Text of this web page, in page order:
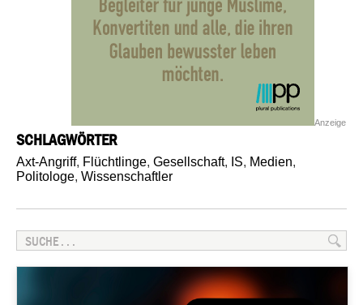
Anzeige
SCHLAGWÖRTER
Axt-Angriff, Flüchtlinge, Gesellschaft, IS, Medien,
Politologe, Wissenschaftler